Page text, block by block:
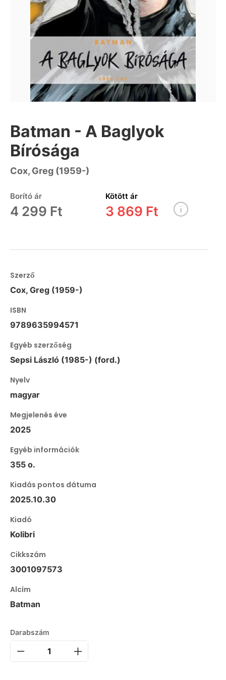
Batman - A Baglyok
Bírósága
Cox, Greg (1959-)
Borító ár
4 299 Ft
Kötött ár
3 869 Ft
Szerző
Cox, Greg (1959-)
ISBN
9789635994571
Egyéb szerzőség
Sepsi László (1985-) (ford.)
Nyelv
magyar
Megjelenés éve
2025
Egyéb információk
355 o.
Kiadás pontos dátuma
2025.10.30
Kiadó
Kolibri
Cikkszám
3001097573
Alcím
Batman
Darabszám